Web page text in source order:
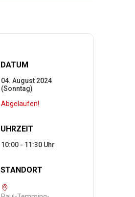
DATUM
04. August 2024
(Sonntag)
Abgelaufen!
UHRZEIT
10:00 - 11:30
STANDORT